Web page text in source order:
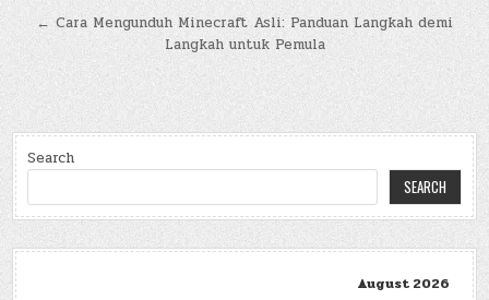
← Cara Mengunduh Minecraft Asli: Panduan Langkah demi
Langkah untuk Pemula
Search
SEARCH
August 2026